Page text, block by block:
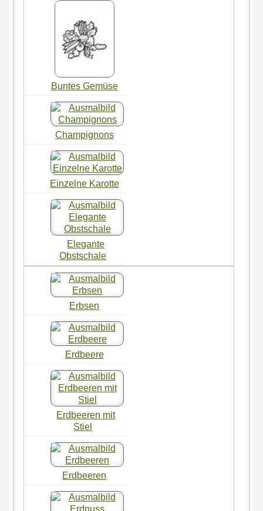
Buntes Gemüse
Champignons
Einzelne Karotte
Elegante
Obstschale
Erbsen
Erdbeere
Erdbeeren mit
Stiel
Erdbeeren